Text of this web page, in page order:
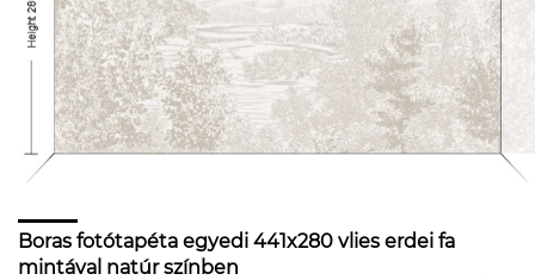
Boras fotótapéta egyedi 441x280 vlies erdei fa
mintával natúr színben